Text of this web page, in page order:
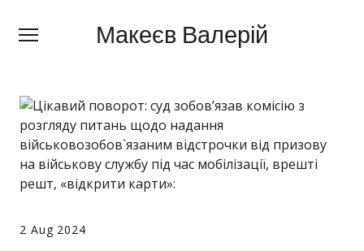
Макеєв Валерій
Макеєв Валерій
Про мене
Сфери діяльності
Правила
2 Aug 2024